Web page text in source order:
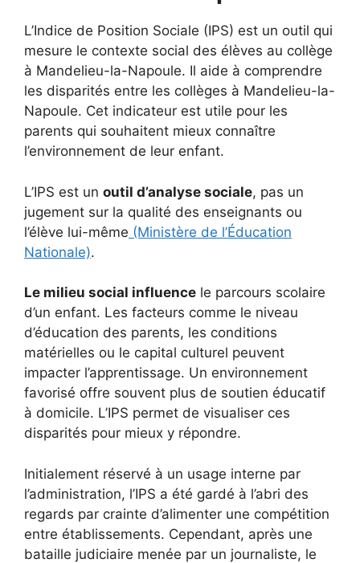
L’Indice de Position Sociale (IPS) est un outil qui
mesure le contexte social des élèves au collège
à Mandelieu-la-Napoule. Il aide à comprendre
les disparités entre les collèges à Mandelieu-la-
Napoule. Cet indicateur est utile pour les
parents qui souhaitent mieux connaître
l’environnement de leur enfant.
L’IPS est un outil d’analyse sociale, pas un
jugement sur la qualité des enseignants ou
l’élève lui-même (Ministère de l’Éducation
Nationale).
Le milieu social influence le parcours scolaire
d’un enfant. Les facteurs comme le niveau
d’éducation des parents, les conditions
matérielles ou le capital culturel peuvent
impacter l’apprentissage. Un environnement
favorisé offre souvent plus de soutien éducatif
à domicile. L’IPS permet de visualiser ces
disparités pour mieux y répondre.
Initialement réservé à un usage interne par
l’administration, l’IPS a été gardé à l’abri des
regards par crainte d’alimenter une compétition
entre établissements. Cependant, après une
bataille judiciaire menée par un journaliste, le